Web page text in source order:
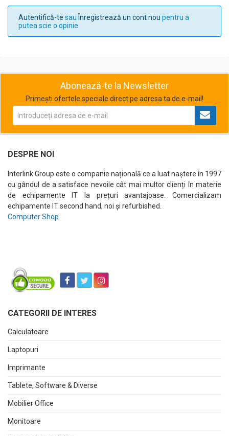
Autentifică-te sau Înregistrează un cont nou pentru a
putea scie o opinie
Abonează-te la Newsletter
Primești ofertele speciale direct pe adresa ta de e-mail!
DESPRE NOI
Interlink Group este o companie națională ce a luat naștere în 1997
cu gândul de a satisface nevoile cât mai multor clienți în materie
de echipamente IT la prețuri avantajoase. Comercializam
echipamente IT second hand, noi și refurbished.
Computer Shop
CATEGORII DE INTERES
Calculatoare
Laptopuri
Imprimante
Tablete, Software & Diverse
Mobilier Office
Monitoare